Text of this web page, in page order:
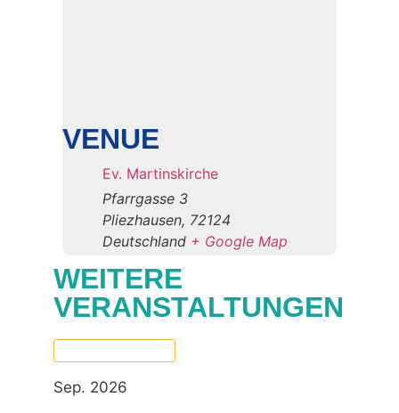
VENUE
Ev. Martinskirche
Pfarrgasse 3
Pliezhausen, 72124
Deutschland + Google Map
WEITERE
VERANSTALTUNGEN
Select
date.
Sep. 2026